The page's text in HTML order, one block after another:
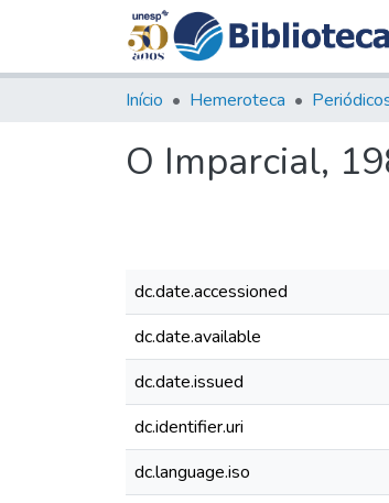
Início Hemeroteca
O Imparcial,
dc.date.accessioned
dc.date.available
dc.date.issued
dc.identifier.uri
dc.language.iso